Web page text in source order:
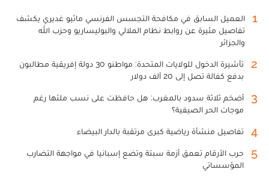
1
العميل السابق في مكافحة التجسس الفرنسي ماثيو غديري يكشف
تفاصيل مثيرة عن روابط نظام الملالي والبوليساريو وحزب الله
والجزائر
2
تأشيرة الدخول للولايات المتحدة: مواطنو 30 دولة إفريقية مطالبون
بدفع كفالة تصل إلى 20 ألف دولار
3
أضخم ثلاثة سدود بالمغرب: هل حافظت على نسب ملئها رغم
موجات الحر الصيفية؟
4 تفاصيل منشأة رياضية كبرى مرتقبة بالدار البيضاء
5
حرب الأرقام تعمق أزمة سبتة وتضع إسبانيا في مواجهة التضارب
المؤسساتي